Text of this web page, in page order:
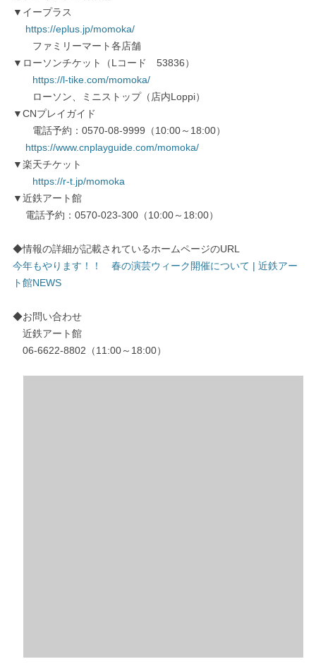
▼イープラス
https://eplus.jp/momoka/
ファミリーマート各店舗
▼ローソンチケット（Lコード 53836）
https://l-tike.com/momoka/
ローソン、ミニストップ（店内Loppi）
▼CNプレイガイド
電話予約：0570-08-9999（10:00～18:00）
https://www.cnplayguide.com/momoka/
▼楽天チケット
https://r-t.jp/momoka
▼近鉄アート館
電話予約：0570-023-300（10:00～18:00）
◆情報の詳細が記載されているホームページのURL
今年もやります！！ 春の演芸ウィーク開催について | 近鉄アー
ト館NEWS
◆お問い合わせ
近鉄アート館
06-6622-8802（11:00～18:00）